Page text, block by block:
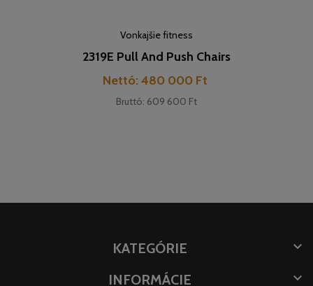
Vonkajšie fitness
2319E Pull And Push Chairs
Cena
Nettó: 480 000 Ft
Bruttó: 609 600 Ft
KATEGÓRIE

INFORMÁCIE
